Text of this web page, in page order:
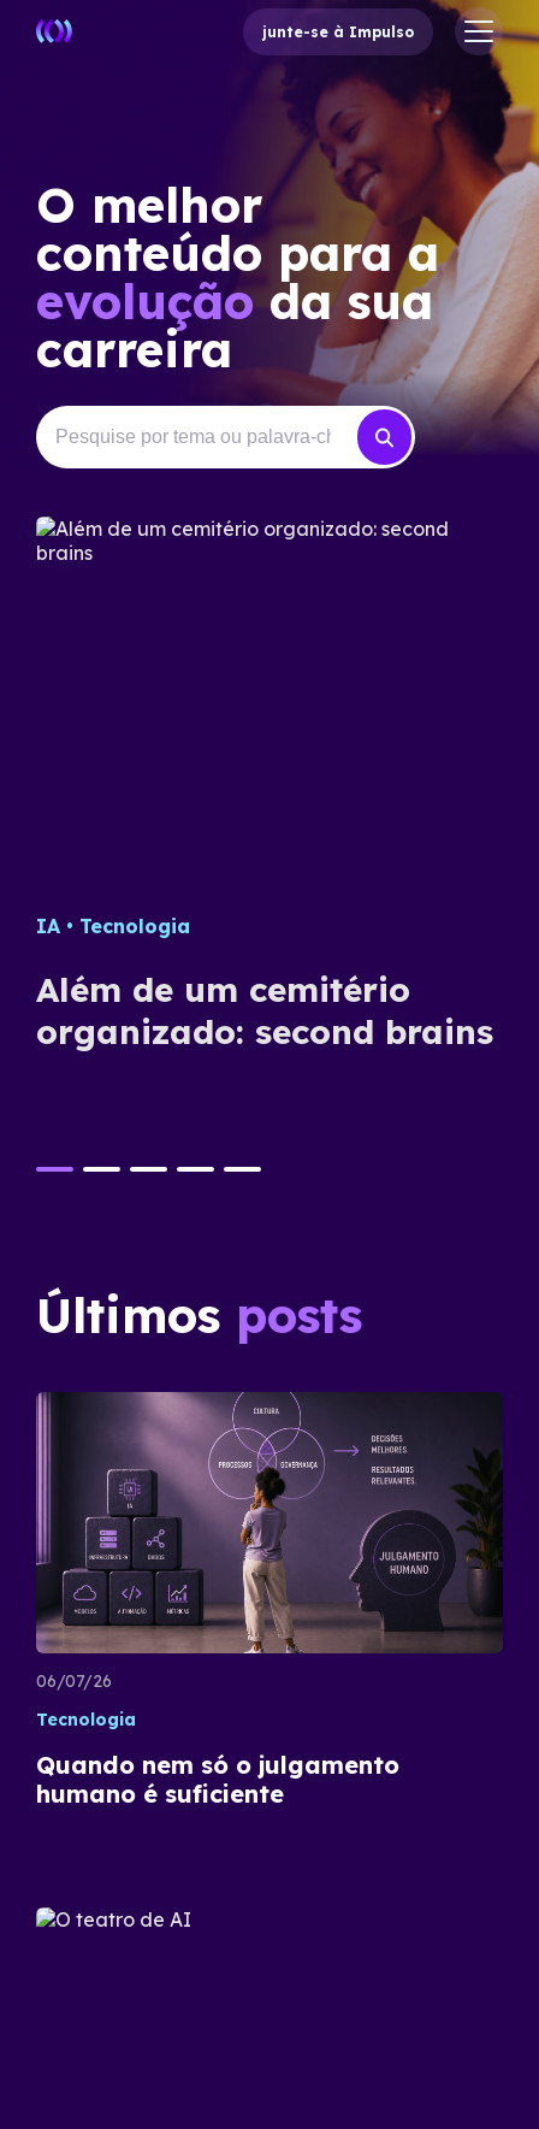
junte-se à Impulso
O melhor
conteúdo para a
evoluçãoda sua
carreira
Data Science Desenvolvimento
IA Tecnologia
Além de um cemitério
organizado: second brains
Últimos posts
06/07/26
Tecnologia
Quando nem só o julgamento
humano é suficiente